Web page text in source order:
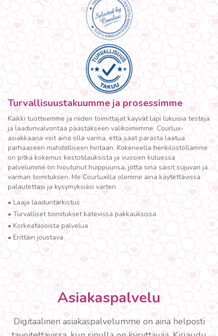
Turvallisuustakuumme ja prosessimme
Kaikki tuotteemme ja niiden toimittajat käyvät läpi lukuisia testejä
ja laadunvalvontaa päästäkseen valikoimiimme. Courlux-
asiakkaana voit aina olla varma, että saat parasta laatua
parhaaseen mahdolliseen hintaan. Kokeneella henkilöstöllämme
on pitkä kokemus kestotilauksista ja vuosien kuluessa
palvelumme on hioutunut huippuunsa, jotta sinä saisit sujuvan ja
varman toimituksen. Me Courluxilla olemme aina käytettävissä
palautettasi ja kysymyksiäsi varten.
• Laaja laaduntarkistus
• Turvalliset toimitukset kätevissä pakkauksissa
• Korkeatasoista palvelua
• Erittäin joustava
Asiakaspalvelu
Digitaalinen asiakaspalvelumme on aina helposti